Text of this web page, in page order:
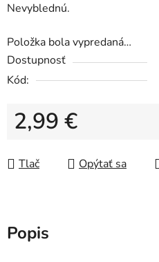
Nevyblednú.
Položka bola vypredaná…
Dostupnosť
Kód:
2,99 €
Tlač
Opýtať sa
Popis